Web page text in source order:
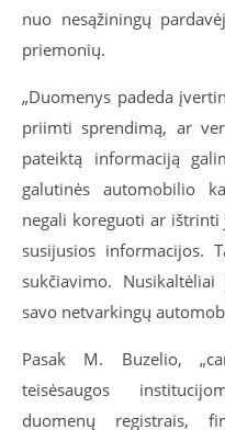
nuo nesąžiningų
priemonių.
„Duomenys padeda
priimti sprendimą, ar
pateiktą informaciją
galutinės automobilio
negali koreguoti ar
susijusios informacijos.
sukčiavimo.
savo netvarkingų
Pasak M. Buzelio,
teisėsaugos
duomenų registrais,